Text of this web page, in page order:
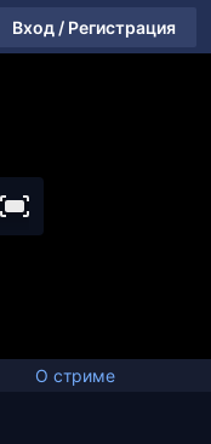
Вход / Регистрация
О стриме